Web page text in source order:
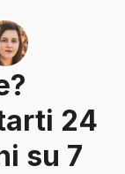
24
su 7